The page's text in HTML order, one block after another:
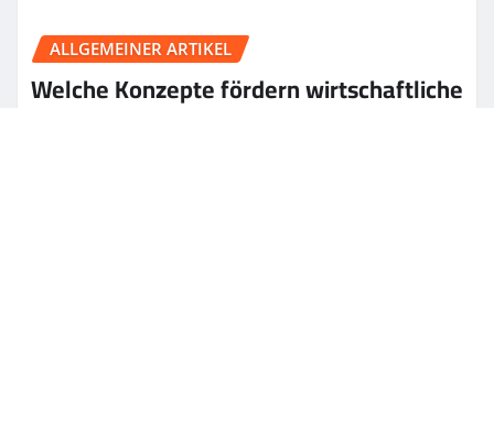
ALLGEMEINER ARTIKEL
Welche Konzepte fördern wirtschaftliche
Innovationskraft?